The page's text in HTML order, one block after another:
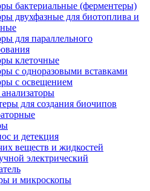
бактериальные (ферментеры)
двухфазные для биотоплива и
для параллельного
клеточные
с одноразовыми вставками
с освещением
для создания биочипов
и детекция
веществ и жидкостей
электрический
и микроскопы